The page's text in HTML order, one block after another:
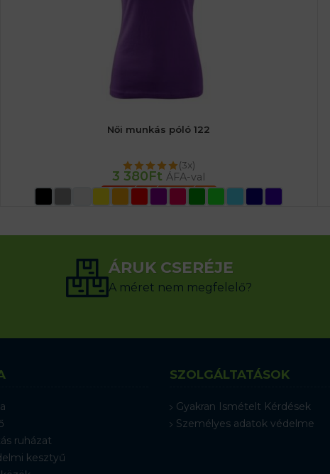
Női munkás póló 122
(3x)
3 380Ft ÁFA-val
OPCIÓK VÁLASZTÁSA
ÁRUK CSERÉJE
A méret nem megfelelő?
ruházat
kesztyű
SZOLGÁLTATÁSOK
Gyakran Ismételt Kérdések
Személyes adatok védelme